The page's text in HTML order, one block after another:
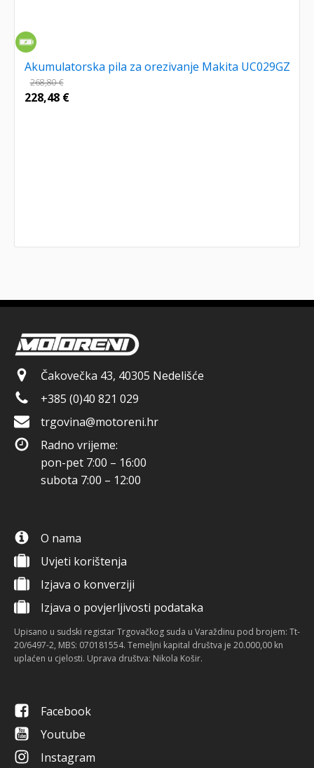
Akumulatorska pila za orezivanje Makita UC029GZ
268,80€
228,48 €
Čakovečka 43, 40305 Nedelišće
+385 (0)40 821 029
trgovina@motoreni.hr
Radno vrijeme:
pon-pet 7:00 – 16:00
subota 7:00 – 12:00
O nama
Uvjeti korištenja
Izjava o konverziji
Izjava o povjerljivosti podataka
Upisano u sudski registar Trgovačkog suda u Varaždinu pod brojem: Tt-
20/6497-2, MBS: 070181554. Temeljni kapital društva je 20.000,00 kn
uplaćen u cjelosti. Uprava društva: Nikola Košir.
Facebook
Youtube
Instagram